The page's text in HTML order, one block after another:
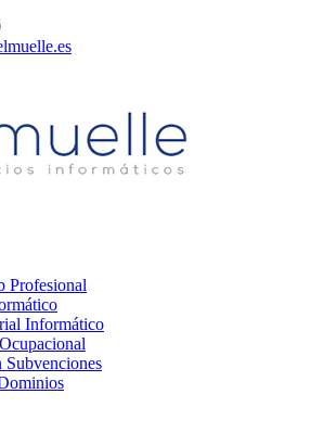
Profesional
Informático
Subvenciones